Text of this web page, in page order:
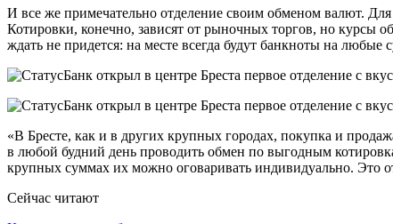
И все же примечательно отделение своим обменом валют. Для
Котировки, конечно, зависят от рыночных торгов, но курсы
ждать не придется: на месте всегда будут банкноты на любые
«В Бресте, как и в других крупных городах, покупка и
в любой будний день проводить обмен по выгодным
крупных суммах их можно оговаривать индивидуально. Это
Сейчас читают